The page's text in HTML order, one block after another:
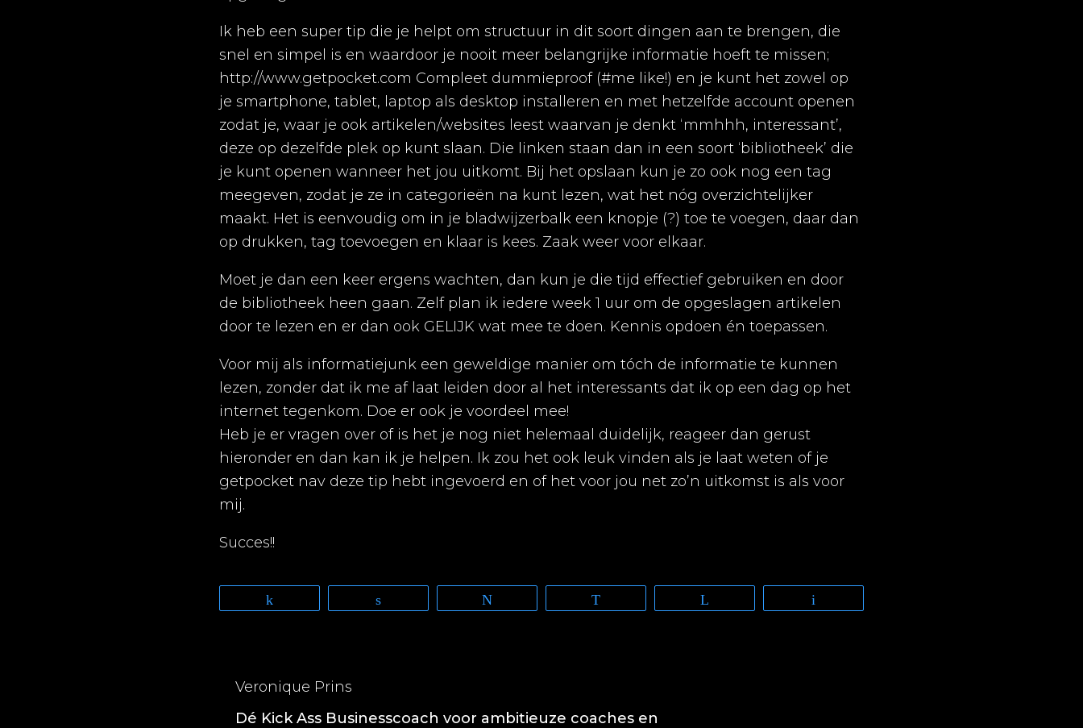
Ik heb een super tip die je helpt om structuur in dit soort dingen aan te brengen, die
snel en simpel is en waardoor je nooit meer belangrijke informatie hoeft te missen;
http://www.getpocket.com Compleet dummieproof (#me like!) en je kunt het zowel op
je smartphone, tablet, laptop als desktop installeren en met hetzelfde account openen
zodat je, waar je ook artikelen/websites leest waarvan je denkt ‘mmhhh, interessant’,
deze op dezelfde plek op kunt slaan. Die linken staan dan in een soort ‘bibliotheek’ die
je kunt openen wanneer het jou uitkomt. Bij het opslaan kun je zo ook nog een tag
meegeven, zodat je ze in categorieën na kunt lezen, wat het nóg overzichtelijker
maakt. Het is eenvoudig om in je bladwijzerbalk een knopje (?) toe te voegen, daar dan
op drukken, tag toevoegen en klaar is kees. Zaak weer voor elkaar.
Moet je dan een keer ergens wachten, dan kun je die tijd effectief gebruiken en door
de bibliotheek heen gaan. Zelf plan ik iedere week 1 uur om de opgeslagen artikelen
door te lezen en er dan ook GELIJK wat mee te doen. Kennis opdoen én toepassen.
Voor mij als informatiejunk een geweldige manier om tóch de informatie te kunnen
lezen, zonder dat ik me af laat leiden door al het interessants dat ik op een dag op het
internet tegenkom. Doe er ook je voordeel mee!
Heb je er vragen over of is het je nog niet helemaal duidelijk, reageer dan gerust
hieronder en dan kan ik je helpen. Ik zou het ook leuk vinden als je laat weten of je
getpocket nav deze tip hebt ingevoerd en of het voor jou net zo’n uitkomst is als voor
mij.
Succes!!
Veronique Prins
Dé Kick Ass Businesscoach voor ambitieuze coaches en